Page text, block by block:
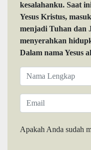
kesalahanku. Saat
Yesus Kristus,
menjadi Tuhan dan
menyerahkan
Dalam nama Yesus
Apakah Anda sudah